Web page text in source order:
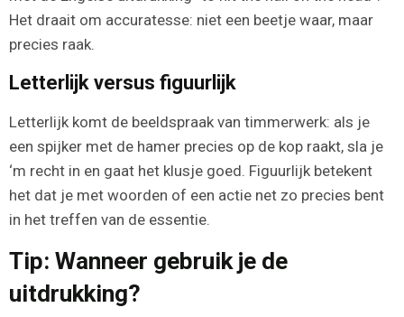
Het draait om accuratesse: niet een beetje waar, maar
precies raak.
Letterlijk versus figuurlijk
Letterlijk komt de beeldspraak van timmerwerk: als je
een spijker met de hamer precies op de kop raakt, sla je
‘m recht in en gaat het klusje goed. Figuurlijk betekent
het dat je met woorden of een actie net zo precies bent
in het treffen van de essentie.
Tip: Wanneer gebruik je de
uitdrukking?